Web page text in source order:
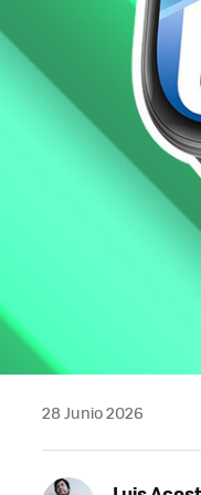
28 Junio 2026